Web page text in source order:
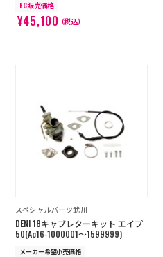
EC販売価格
¥45,100（税込）
スペシャルパーツ武川
DENI 18キャブレターキット エイプ
50(Ac16-1000001～1599999)
メーカー希望小売価格